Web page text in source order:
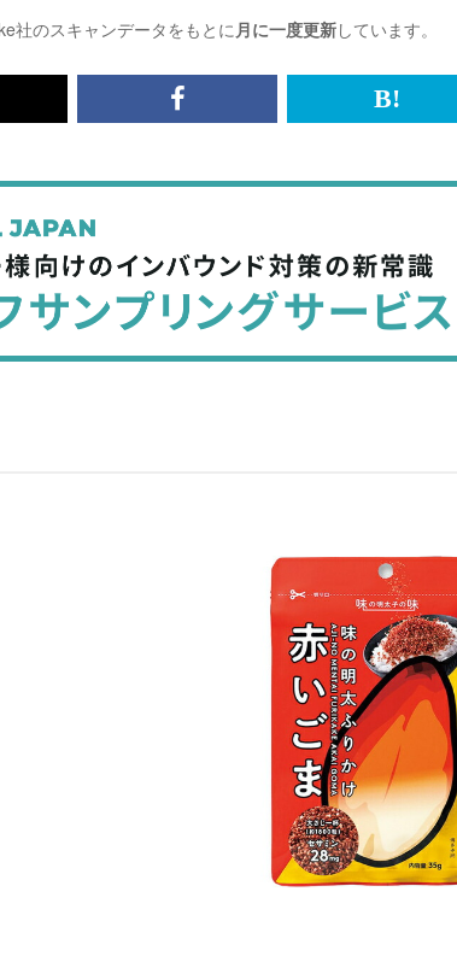
社のスキャンデータをもとに 月に一度更新しています。
Facebook<br>
記
を
シ
ェ
は
な
ッ
ク
マ